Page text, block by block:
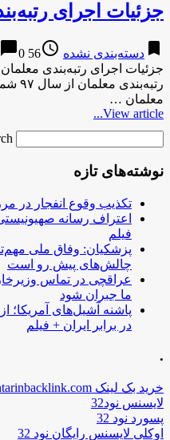
جزئیات اجرای
bookmark دسته‌بندی نشده access_time
56 years ago
chat_bubble0
معلمان …
View article...
…
نوشته‌های تازه
تکذیب وقوع انفجار در
اعتراف رسانه
فیلم
پزشکیان: وفاق ملی
چالش‌های پیش رو است
عراقچی در تماس
ما جبران شود
پاشنه آشیل‌های آمریکا؛
در برابر ایران + فیلم
.
خرید بک لینک behtarinbacklink.com
لایسنس نود32
پسورد نود 32
اوکلی لایسنس رایگان نود 32